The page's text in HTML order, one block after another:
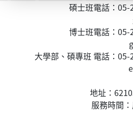
碩士班電話：05-
博士班電話：05-
大學部、碩專班 電話：
地址：
服務時間